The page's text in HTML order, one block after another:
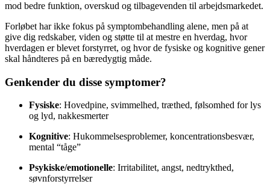
mod bedre funktion, overskud og tilbagevenden til arbejdsmarkedet.
Forløbet har ikke fokus på symptombehandling alene, men på at
give dig redskaber, viden og støtte til at mestre en hverdag, hvor
hverdagen er blevet forstyrret, og hvor de fysiske og kognitive gener
skal håndteres på en bæredygtig måde.
Genkender du disse symptomer?
Fysiske: Hovedpine, svimmelhed, træthed, følsomhed for lys
og lyd, nakkesmerter
Kognitive: Hukommelsesproblemer, koncentrationsbesvær,
mental “tåge”
Psykiske/emotionelle: Irritabilitet, angst, nedtrykthed,
søvnforstyrrelser